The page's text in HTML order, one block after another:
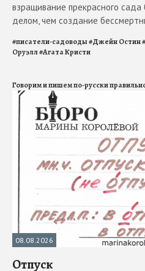
взращивание прекрасного
делом, чем создание
#писатели-садоводы#Джейн Остин#
Оруэлл#Агата Кристи
Говорим и пишем по-русски
08.08.2026
Отпуск